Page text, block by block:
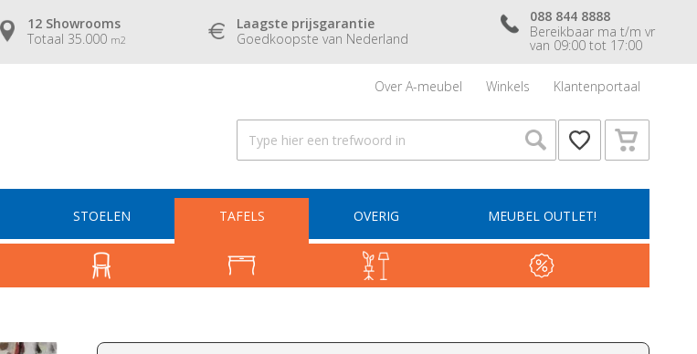
12 Showrooms
Totaal 35.000 m2
Laagste prijsgarantie
Goedkoopste van Nederland
088 844 8888
Bereikbaar ma t/m vr
van 09:00 tot 17:00
Over A-meubel Winkels Klantenportaal
STOELEN TAFELS OVERIG MEUBEL OUTLET!